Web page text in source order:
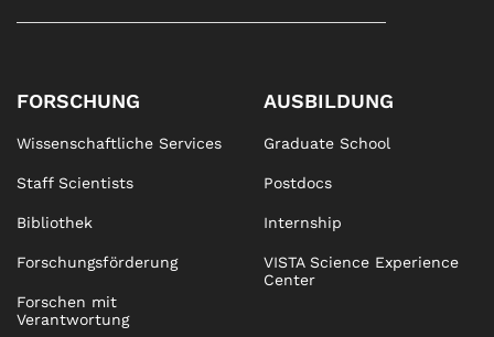
FORSCHUNG
Wissenschaftliche Services
Staff Scientists
Bibliothek
Forschungsförderung
Forschen mit
Verantwortung
AUSBILDUNG
Graduate School
Postdocs
Internship
VISTA Science Experience
Center